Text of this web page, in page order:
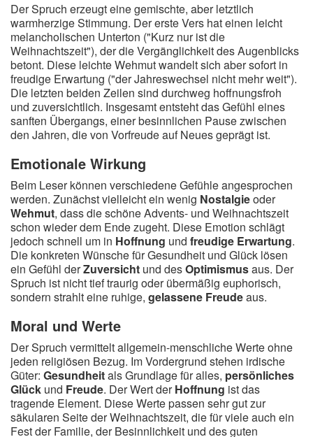
Der Spruch erzeugt eine gemischte, aber letztlich
warmherzige Stimmung. Der erste Vers hat einen leicht
melancholischen Unterton ("Kurz nur ist die
Weihnachtszeit"), der die Vergänglichkeit des Augenblicks
betont. Diese leichte Wehmut wandelt sich aber sofort in
freudige Erwartung ("der Jahreswechsel nicht mehr weit").
Die letzten beiden Zeilen sind durchweg hoffnungsfroh
und zuversichtlich. Insgesamt entsteht das Gefühl eines
sanften Übergangs, einer besinnlichen Pause zwischen
den Jahren, die von Vorfreude auf Neues geprägt ist.
Emotionale Wirkung
Beim Leser können verschiedene Gefühle angesprochen
werden. Zunächst vielleicht ein wenig Nostalgieoder
Wehmut, dass die schöne Advents- und Weihnachtszeit
schon wieder dem Ende zugeht. Diese Emotion schlägt
jedoch schnell um in Hoffnung und freudige Erwartung.
Die konkreten Wünsche für Gesundheit und Glück lösen
ein Gefühl derZuversicht und desOptimismusaus. Der
Spruch ist nicht tief traurig oder übermäßig euphorisch,
sondern strahlt eine ruhige, gelassene Freudeaus.
Moral und Werte
Der Spruch vermittelt allgemein-menschliche Werte ohne
jeden religiösen Bezug. Im Vordergrund stehen irdische
Güter: Gesundheitals Grundlage für alles, persönliches
Glück und Freude. Der Wert derHoffnung ist das
tragende Element. Diese Werte passen sehr gut zur
säkularen Seite der Weihnachtszeit, die für viele auch ein
Fest der Familie, der Besinnlichkeit und des guten